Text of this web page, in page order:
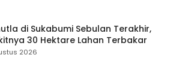
di Sukabumi Sebulan Terakhir,
30 Hektare Lahan Terbakar
2026